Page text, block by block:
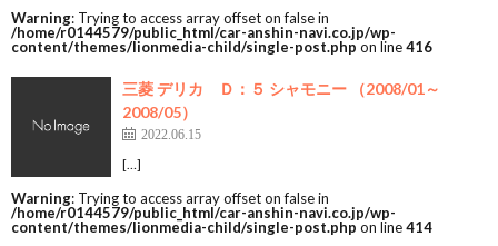
Warning: Trying to access array offset on false in
/home/r0144579/public_html/car-anshin-navi.co.jp/wp-
content/themes/lionmedia-child/single-post.php on line416
三菱 デリカ Ｄ：５ シャモニー （2008/01～
2008/05）
2022.06.15
[…]
Warning: Trying to access array offset on false in
/home/r0144579/public_html/car-anshin-navi.co.jp/wp-
content/themes/lionmedia-child/single-post.php on line414